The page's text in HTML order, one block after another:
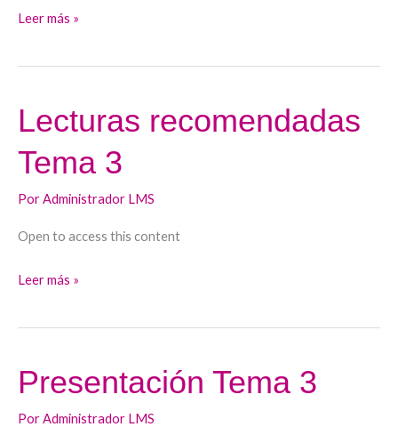
Leer más »
Lecturas recomendadas
Tema 3
PorAdministrador LMS
Open to access this content
Lecturas
recomendadas
Tema
Leer más »
Presentación Tema 3
PorAdministrador LMS
Presentación
Tema
3